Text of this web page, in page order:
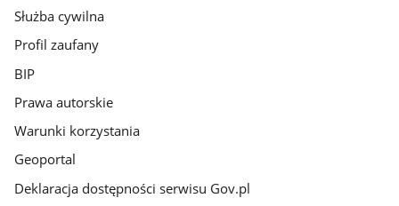
Służba cywilna
Profil zaufany
BIP
Prawa autorskie
Warunki korzystania
Geoportal
Deklaracja dostępności serwisu Gov.pl